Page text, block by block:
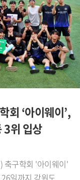
과 AI 바이오헬스
발표 형식으로
, 산업 적용 가능성,
동적 운동 처방 플랫폼
국민체력100
반 오늘의 운동 준비
감지 트리거 , ▲Post-
러블 API를 아우르는
축 방안을 제시했다.
회 ‘아이웨이’,
3위 입상
축구학회 '아이웨이'